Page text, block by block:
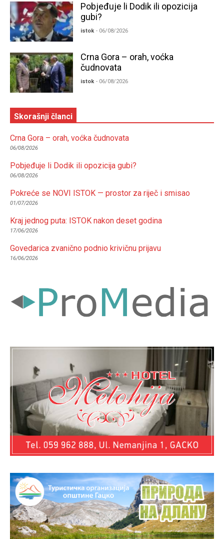
Pobjeđuje li Dodik ili opozicija
gubi?
istok - 06/08/2026
Crna Gora – orah, voćka
čudnovata
istok - 06/08/2026
Skorašnji članci
Crna Gora – orah, voćka čudnovata
06/08/2026
Pobjeđuje li Dodik ili opozicija gubi?
06/08/2026
Pokreće se NOVI ISTOK — prostor za riječ i smisao
01/07/2026
Kraj jednog puta: ISTOK nakon deset godina
17/06/2026
Govedarica zvanično podnio krivičnu prijavu
16/06/2026